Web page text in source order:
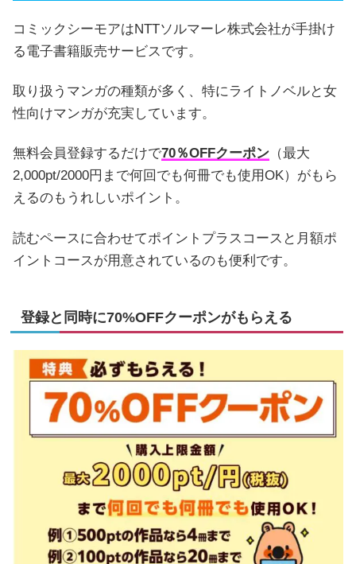
コミックシーモアはNTTソルマーレ株式会社が手掛け
る電子書籍販売サービスです。
取り扱うマンガの種類が多く、特にライトノベルと女
性向けマンガが充実しています。
無料会員登録するだけで70％OFFクーポン （最大
2,000pt/2000円まで何回でも何冊でも使用OK）がもら
えるのもうれしいポイント。
読むペースに合わせてポイントプラスコースと月額ポ
イントコースが用意されているのも便利です。
登録と同時に70%OFFクーポンがもらえる